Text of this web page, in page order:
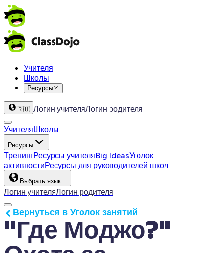
Учителя
Школы
Ресурсы
🇷🇺 Логин учителяЛогин родителя
УчителяШколы
Ресурсы
ТренингРесурсы учителяBig IdeasУголок
активностиРесурсы для руководителей школ
Выбрать язык…
Логин учителяЛогин родителя
"Где Моджо?"
Вернуться в Уголок занятий